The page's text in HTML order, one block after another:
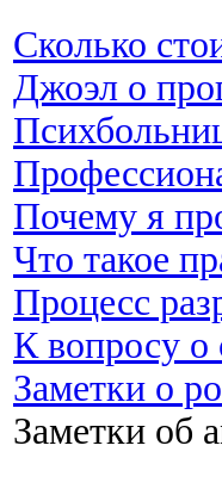
Сколько
Джоэл о
Почему я
Что такое
Процесс
К вопросу о
Заметки о
Заметки об